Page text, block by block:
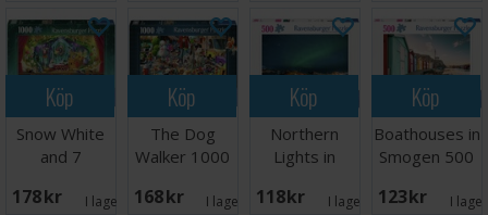
Köp
Snow White
and 7
bitar
178 SEK I lager:
Köp
The Dog
Walker 1000
168 SEK I lager:
Köp
Northern
Lights in
bitar
118 SEK I lager:
Köp
Boathouses in
Smogen 500
123 SEK I